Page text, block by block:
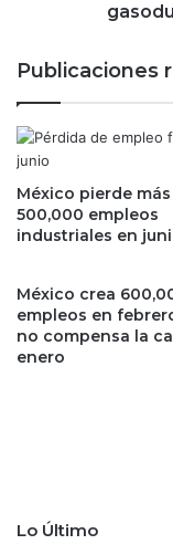
t
u
b
r
e
a
v
a
z
a
n
l
n
o
n
t
a
l
i
c
i
a
c
i
ó
Publicaciones
México pierde
500,000 empleos
industriales en
México crea
empleos en
no compensa la
enero
Lo Último